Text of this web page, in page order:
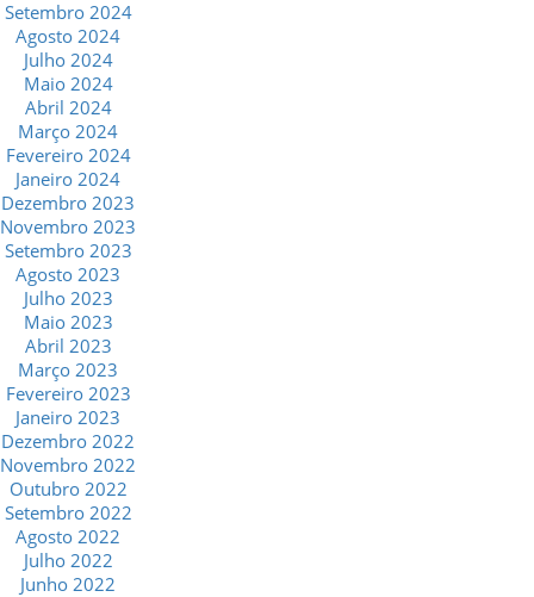
Setembro 2024
Agosto 2024
Julho 2024
Maio 2024
Abril 2024
Março 2024
Fevereiro 2024
Janeiro 2024
Dezembro 2023
Novembro 2023
Setembro 2023
Agosto 2023
Julho 2023
Maio 2023
Abril 2023
Março 2023
Fevereiro 2023
Janeiro 2023
Dezembro 2022
Novembro 2022
Outubro 2022
Setembro 2022
Agosto 2022
Julho 2022
Junho 2022